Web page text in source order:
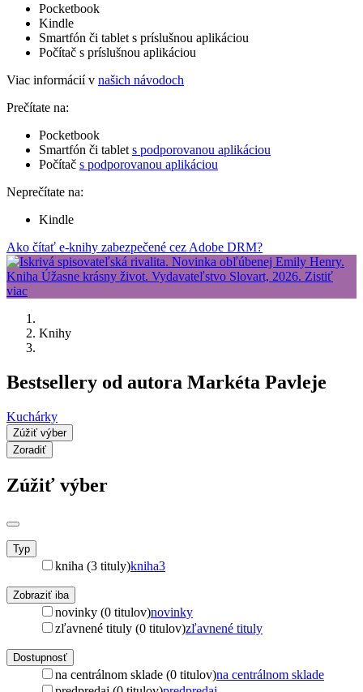
Pocketbook
Kindle
Smartfón či tablet s príslušnou aplikáciou
Počítač s príslušnou aplikáciou
Viac informácií v našich návodoch
Prečítate na:
Pocketbook
Smartfón či tablet s podporovanou aplikáciou
Počítač s podporovanou aplikáciou
Neprečítate na:
Kindle
Ako čítať e-knihy zabezpečené cez Adobe DRM?
Knihy
Bestsellery od autora Markéta Pavleje
Kuchárky
Zúžiť výber
Zoradiť
Zúžiť výber
Typ
kniha (3 tituly)kniha3
Zobraziť iba
novinky (0 titulov)novinky
zľavnené tituly (0 titulov)zľavnené tituly
Dostupnosť
na centrálnom sklade (0 titulov)na centrálnom sklade